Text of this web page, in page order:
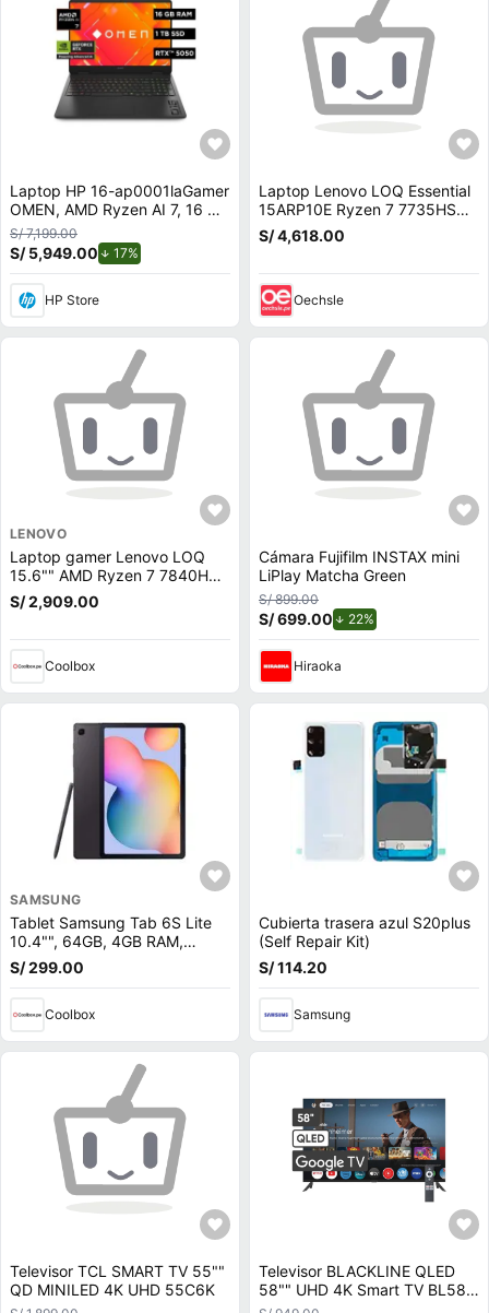
Laptop HP 16-ap0001laGamer
OMEN, AMD Ryzen AI 7, 16 GB
RAM, NVIDIA GeForce RTX
5050, 1 TB SSD, 16"" 2K 144
Hz, Windows 11 Home
S/ 7,199.00
S/ 5,949.00 17%
HP Store
Laptop Lenovo LOQ Essential
15ARP10E Ryzen 7 7735HS
16GB RAM 512GB SSD RTX
4050 15.6 83S00000US
S/ 4,618.00
Oechsle
LENOVO
Laptop gamer Lenovo LOQ
15.6"" AMD Ryzen 7 7840HS,
512GB SSD, 16GB RAM, RTX
4050 6GB, Win11 Home, gris
S/ 2,909.00
Coolbox
Cámara Fujifilm INSTAX mini
LiPlay Matcha Green
S/ 899.00
S/ 699.00 22%
Hiraoka
SAMSUNG
Tablet Samsung Tab 6S Lite
10.4"", 64GB, 4GB RAM,
cámara principal 8MP y frontal
5MP, Octa-Core, 7040 mAh,
S/ 299.00
Coolbox
Cubierta trasera azul S20plus
(Self Repair Kit)
S/ 114.20
Samsung
Televisor TCL SMART TV 55""
QD MINILED 4K UHD 55C6K
Televisor BLACKLINE QLED
58"" UHD 4K Smart TV BL58-
T8000QD